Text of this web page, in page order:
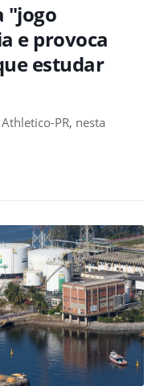
"jogo
e provoca
estudar
PR, nesta